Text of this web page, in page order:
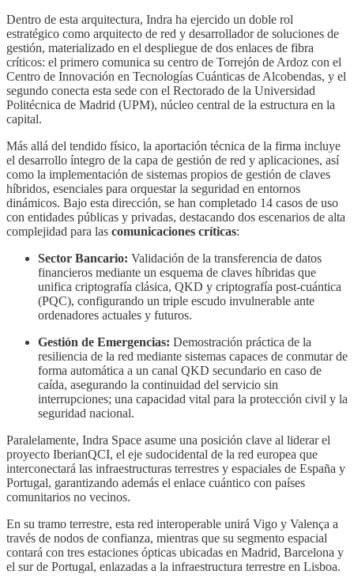
Dentro de esta arquitectura, Indra ha ejercido un doble rol
estratégico como arquitecto de red y desarrollador de soluciones de
gestión, materializado en el despliegue de dos enlaces de fibra
críticos: el primero comunica su centro de Torrejón de Ardoz con el
Centro de Innovación en Tecnologías Cuánticas de Alcobendas, y el
segundo conecta esta sede con el Rectorado de la Universidad
Politécnica de Madrid (UPM), núcleo central de la estructura en la
capital.
Más allá del tendido físico, la aportación técnica de la firma incluye
el desarrollo íntegro de la capa de gestión de red y aplicaciones, así
como la implementación de sistemas propios de gestión de claves
híbridos, esenciales para orquestar la seguridad en entornos
dinámicos. Bajo esta dirección, se han completado 14 casos de uso
con entidades públicas y privadas, destacando dos escenarios de alta
complejidad para las comunicaciones críticas:
Sector Bancario: Validación de la transferencia de datos
financieros mediante un esquema de claves híbridas que
unifica criptografía clásica, QKD y criptografía post-cuántica
(PQC), configurando un triple escudo invulnerable ante
ordenadores actuales y futuros.
Gestión de Emergencias: Demostración práctica de la
resiliencia de la red mediante sistemas capaces de conmutar de
forma automática a un canal QKD secundario en caso de
caída, asegurando la continuidad del servicio sin
interrupciones; una capacidad vital para la protección civil y la
seguridad nacional.
Paralelamente, Indra Space asume una posición clave al liderar el
proyecto IberianQCI, el eje sudocidental de la red europea que
interconectará las infraestructuras terrestres y espaciales de España y
Portugal, garantizando además el enlace cuántico con países
comunitarios no vecinos.
En su tramo terrestre, esta red interoperable unirá Vigo y Valença a
través de nodos de confianza, mientras que su segmento espacial
contará con tres estaciones ópticas ubicadas en Madrid, Barcelona y
el sur de Portugal, enlazadas a la infraestructura terrestre en Lisboa.